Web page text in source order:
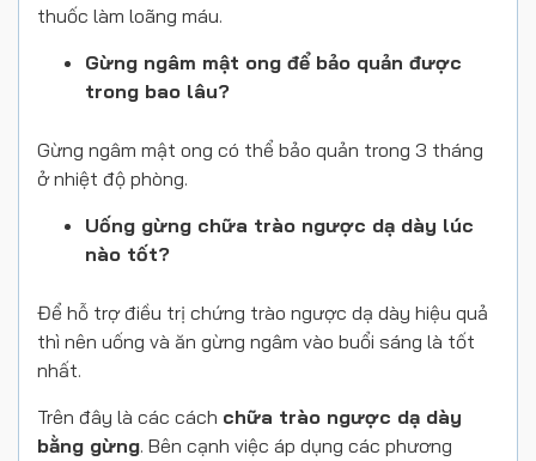
thuốc làm loãng máu.
Gừng ngâm mật ong để bảo quản được
trong bao lâu?
Gừng ngâm mật ong có thể bảo quản trong 3 tháng
ở nhiệt độ phòng.
Uống gừng chữa trào ngược dạ dày lúc
nào tốt?
Để hỗ trợ điều trị chứng trào ngược dạ dày hiệu quả
thì nên uống và ăn gừng ngâm vào buổi sáng là tốt
nhất.
Trên đây là các cách chữa trào ngược dạ dày
bằng gừng. Bên cạnh việc áp dụng các phương